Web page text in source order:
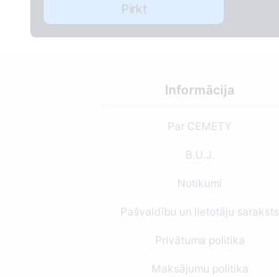
Pirkt
Informācija
Par CEMETY
B.U.J.
Notikumi
Pašvaldību un lietotāju saraksts
Privātuma politika
Maksājumu politika